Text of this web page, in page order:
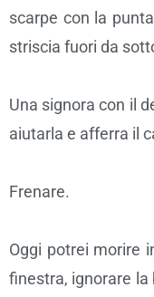
scarpe con la
striscia fuori da
Una signora con il
aiutarla e afferra il
Frenare.
Oggi potrei morire
finestra, ignorare la